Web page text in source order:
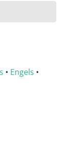
• Engels •